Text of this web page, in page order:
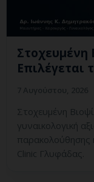
Στοχευμένη
Επιλέγεται
Στοχευμένη
γυναικολογική
παρακολούθησης
Clinic Γλυφάδας.